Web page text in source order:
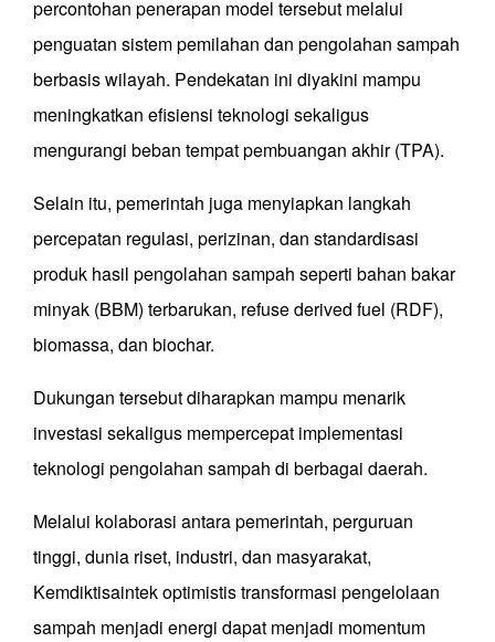
percontohan penerapan model tersebut melalui
penguatan sistem pemilahan dan pengolahan sampah
berbasis wilayah. Pendekatan ini diyakini mampu
meningkatkan efisiensi teknologi sekaligus
mengurangi beban tempat pembuangan akhir (TPA).
Selain itu, pemerintah juga menyiapkan langkah
percepatan regulasi, perizinan, dan standardisasi
produk hasil pengolahan sampah seperti bahan bakar
minyak (BBM) terbarukan, refuse derived fuel (RDF),
biomassa, dan biochar.
Dukungan tersebut diharapkan mampu menarik
investasi sekaligus mempercepat implementasi
teknologi pengolahan sampah di berbagai daerah.
Melalui kolaborasi antara pemerintah, perguruan
tinggi, dunia riset, industri, dan masyarakat,
Kemdiktisaintek optimistis transformasi pengelolaan
sampah menjadi energi dapat menjadi momentum